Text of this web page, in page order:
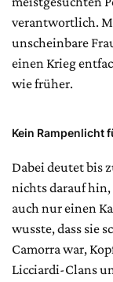
verantwortlich.
unscheinbare
einen Krieg
wie früher.
Kein Rampenlicht
Dabei deutet bis
nichts darauf hin,
auch nur einen
wusste, dass sie
Camorra war,
Licciardi-Clans